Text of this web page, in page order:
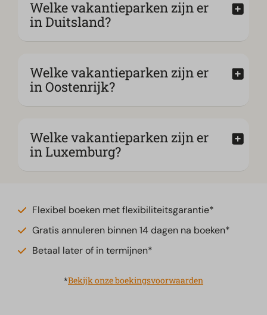
Welke vakantieparken zijn er
in Duitsland?
Welke vakantieparken zijn er
in Oostenrijk?
Welke vakantieparken zijn er
in Luxemburg?
Flexibel boeken met flexibiliteitsgarantie*
Gratis annuleren binnen 14 dagen na boeken*
Betaal later of in termijnen*
*Bekijk onze boekingsvoorwaarden